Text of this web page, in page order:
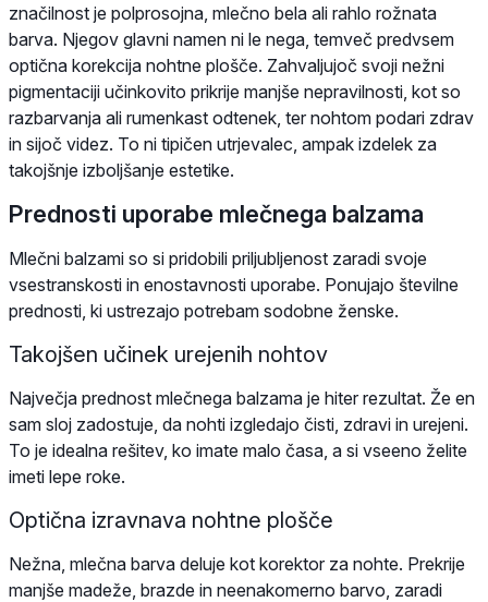
značilnost je polprosojna, mlečno bela ali rahlo rožnata
barva. Njegov glavni namen ni le nega, temveč predvsem
optična korekcija nohtne plošče. Zahvaljujoč svoji nežni
pigmentaciji učinkovito prikrije manjše nepravilnosti, kot so
razbarvanja ali rumenkast odtenek, ter nohtom podari zdrav
in sijoč videz. To ni tipičen utrjevalec, ampak izdelek za
takojšnje izboljšanje estetike.
Prednosti uporabe mlečnega balzama
Mlečni balzami so si pridobili priljubljenost zaradi svoje
vsestranskosti in enostavnosti uporabe. Ponujajo številne
prednosti, ki ustrezajo potrebam sodobne ženske.
Takojšen učinek urejenih nohtov
Največja prednost mlečnega balzama je hiter rezultat. Že en
sam sloj zadostuje, da nohti izgledajo čisti, zdravi in urejeni.
To je idealna rešitev, ko imate malo časa, a si vseeno želite
imeti lepe roke.
Optična izravnava nohtne plošče
Nežna, mlečna barva deluje kot korektor za nohte. Prekrije
manjše madeže, brazde in neenakomerno barvo, zaradi